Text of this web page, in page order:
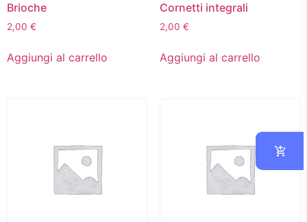
Brioche
2,00 €
Aggiungi al carrello
Cornetti integrali
2,00 €
Aggiungi al carrello